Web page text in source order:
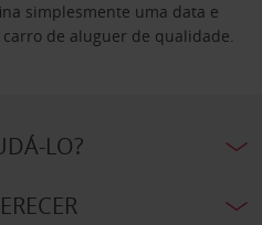
simplesmente uma data e
de aluguer de qualidade.
LO?